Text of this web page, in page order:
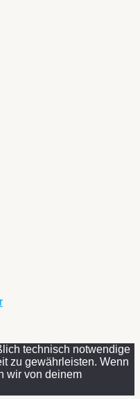
technisch notwendige
zu gewährleisten. Wenn
wir von deinem